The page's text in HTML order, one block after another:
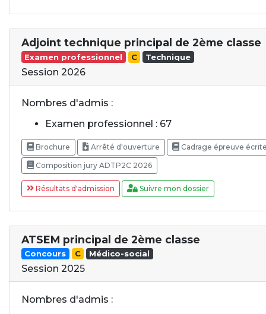
Adjoint technique principal de 2ème classe
Examen professionnel C Technique
Session 2026
Nombres d'admis :
Examen professionnel : 67
Brochure Arrêté d'ouverture Cadrage épreuve
Composition jury ADTP2C 2026
Résultats d'admission Suivre mon dossier
ATSEM principal de 2ème classe
Concours C Médico-social
Session 2025
Nombres d'admis :